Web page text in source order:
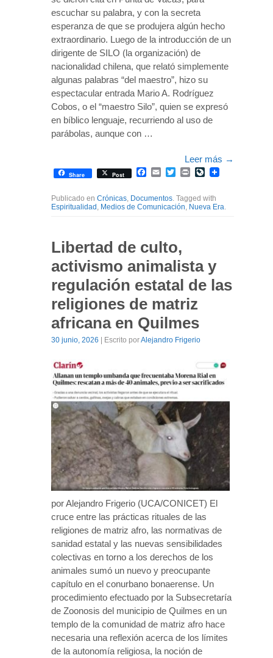
escuchar su palabra, y con la secreta
esperanza de que se produjera algún hecho
extraordinario. Luego de la introducción de un
dirigente de SILO (la organización) de
nacionalidad chilena, que relató simplemente
algunas palabras “del maestro”, hizo su
espectacular entrada Mario A. Rodríguez
Cobos, o el “maestro Silo”, quien se expresó
en bíblico lenguaje, recurriendo al uso de
parábolas, aunque con …
Leer más →
Share Post Facebook
EmailTwitterPrintLiveJournal
Publicado en Crónicas Documentos . Tagged with
Espiritualidad Medios de Comunicación Nueva Era
Libertad de culto,
activismo animalista y
regulación estatal de las
religiones de matriz
africana en Quilmes
30 junio, 2026 | Escrito porAlejandro Frigerio
por Alejandro Frigerio (UCA/CONICET) El
cruce entre las prácticas rituales de las
religiones de matriz afro, las normativas de
sanidad estatal y las nuevas sensibilidades
colectivas en torno a los derechos de los
animales sumó un nuevo y preocupante
capítulo en el conurbano bonaerense. Un
procedimiento efectuado por la Subsecretaría
de Zoonosis del municipio de Quilmes en un
templo de la comunidad de matriz afro hace
necesaria una reflexión acerca de los límites
de la autonomía religiosa, la noción de